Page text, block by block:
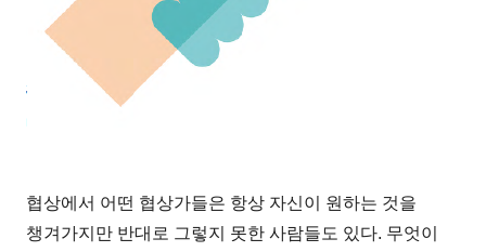
협상에서 어떤 협상가들은 항상 자신이 원하는 것을
챙겨가지만 반대로 그렇지 못한 사람들도 있다. 무엇이